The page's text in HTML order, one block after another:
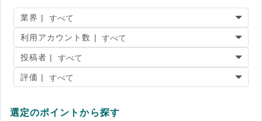
業界 |
利用アカウント数 |
投稿者 |
評価 |
選定のポイントから探す